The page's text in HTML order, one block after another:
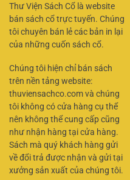
Thư Viện Sách Cổ là website
bán sách cổ trực tuyến. Chúng
tôi chuyên bán lẻ các bản in lại
của những cuốn sách cổ.
Chúng tôi hiện chỉ bán sách
trên nền tảng website:
thuviensachco.com và chúng
tôi không có cửa hàng cụ thể
nên không thể cung cấp cũng
như nhận hàng tại cửa hàng.
Sách mà quý khách hàng gửi
về đổi trả được nhận và gửi tại
xưởng sản xuất của chúng tôi.